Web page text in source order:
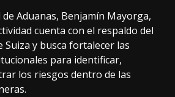
Aduanas, Benjamín Mayorga,
cuenta con el respaldo del
Suiza y busca fortalecer las
para identificar,
los riesgos dentro de las